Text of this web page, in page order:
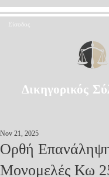
Είσοδος
Δικηγορικός
Ορθή
Μονομελές Κω
Nov 21, 2025